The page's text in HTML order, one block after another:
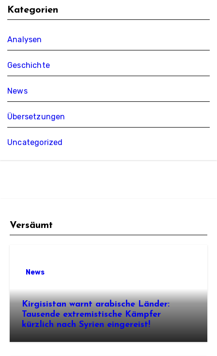
Kategorien
Analysen
Geschichte
News
Übersetzungen
Uncategorized
Versäumt
News
Kirgisistan warnt arabische Länder:
Tausende extremistische Kämpfer
kürzlich nach Syrien eingereist!